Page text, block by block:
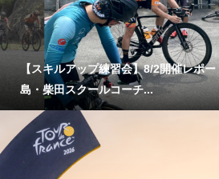
【スキルアップ練習会】8/2開催レポ
島・柴田スクールコーチ...